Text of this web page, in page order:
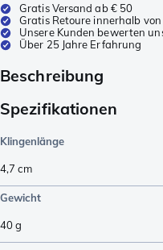
Gratis Versand ab € 50
Gratis Retoure innerhalb
Unsere Kunden bewerten
Über 25 Jahre Erfahrung
Beschreibung
Spezifikationen
Klingenlänge
4,7 cm
Gewicht
40g